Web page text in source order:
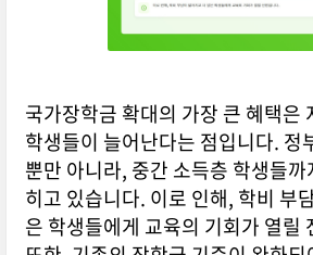
국가장학금 확대의 가장 큰 혜택은
학생들이 늘어난다는 점입니다. 정
뿐만 아니라, 중간 소득층 학생들
히고 있습니다. 이로 인해, 학비 부
은 학생들에게 교육의 기회가 열릴